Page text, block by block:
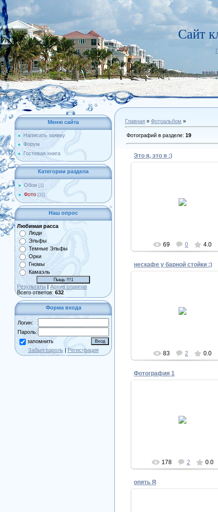
Сайт
Меню сайта
Написать заявку
Форум
Гостевая книга
Категории раздела
Обои [1]
Фото [32]
Наш опрос
Любимая расса
Люди
Эльфы
Темные Эльфы
Орки
Гномы
Камаэль
Результаты | Архив опросов
Всего ответов: 632
Форма входа
Логин:
Пароль:
запомнить
Забыл пароль|Регистрация
Главная » Фотоальбом »
Фотографий в разделе: 19
Это я, это я :)
69 0 4.0
нескафе у барной стойки :)
83 2 0.0
Фотография 1
Создание креатива
178 2 0.0
опять Я